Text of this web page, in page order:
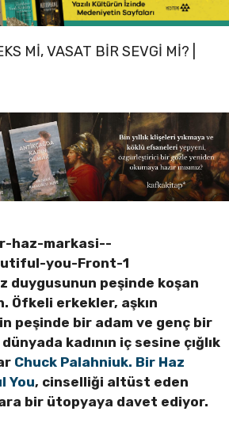
MI, VASAT BIR SEVGI MI? |
duygusunun peşinde koşan
Öfkeli erkekler, aşkın
peşinde bir adam ve genç bir
kadının iç sesine çığlık
Chuck Palahniuk. Bir Haz
You, cinselliği altüst eden
bir ütopyaya davet ediyor.